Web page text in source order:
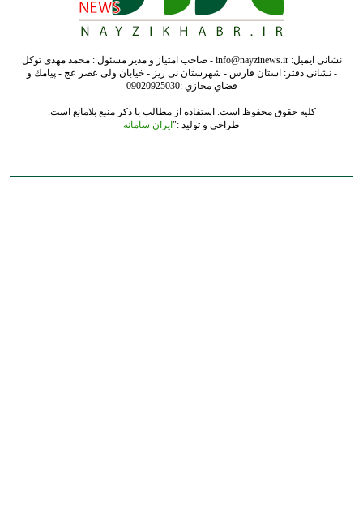
نشانی ایمیل: info@nayzinews.ir - صاحب امتیاز و مدیر مسئول : محمد مهدی توکل
- نشانی دفتر: استان فارس - شهرستان نی ریز - خیابان ولی عصر عج - پيامك و
فضاي مجازي :09020925030
کلیه حقوق محفوظ است. استفاده از مطالب با ذکر منبع بلامانع است.
طراحی و تولید :"ایران سامانه